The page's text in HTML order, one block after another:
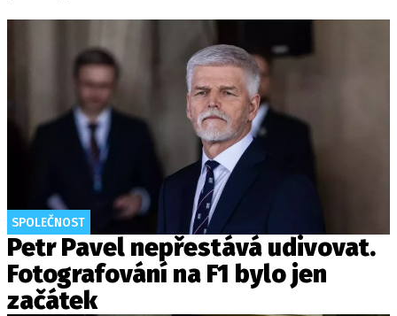
SPOLEČNOST
Petr Pavel nepřestává udivovat.
Fotografování na F1 bylo jen
začátek